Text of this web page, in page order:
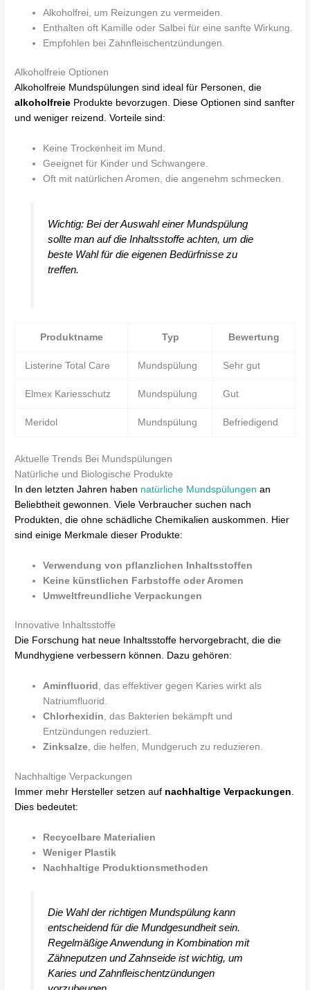
Alkoholfrei, um Reizungen zu vermeiden.
Enthalten oft Kamille oder Salbei für eine sanfte Wirkung.
Empfohlen bei Zahnfleischentzündungen.
Alkoholfreie Optionen
Alkoholfreie Mundspülungen sind ideal für Personen, die
alkoholfreie Produkte bevorzugen. Diese Optionen sind sanfter
und weniger reizend. Vorteile sind:
Keine Trockenheit im Mund.
Geeignet für Kinder und Schwangere.
Oft mit natürlichen Aromen, die angenehm schmecken.
Wichtig: Bei der Auswahl einer Mundspülung
sollte man auf die Inhaltsstoffe achten, um die
beste Wahl für die eigenen Bedürfnisse zu
treffen.
Produktname Typ Bewertung
Listerine Total Care Mundspülung Sehr gut
Elmex Kariesschutz Mundspülung Gut
Meridol Mundspülung Befriedigend
Aktuelle Trends Bei Mundspülungen
Natürliche und Biologische Produkte
In den letzten Jahren haben natürliche Mundspülungen an
Beliebtheit gewonnen. Viele Verbraucher suchen nach
Produkten, die ohne schädliche Chemikalien auskommen. Hier
sind einige Merkmale dieser Produkte:
Verwendung von pflanzlichen Inhaltsstoffen
Keine künstlichen Farbstoffe oder Aromen
Umweltfreundliche Verpackungen
Innovative Inhaltsstoffe
Die Forschung hat neue Inhaltsstoffe hervorgebracht, die die
Mundhygiene verbessern können. Dazu gehören:
Aminfluorid , das effektiver gegen Karies wirkt als
Natriumfluorid.
Chlorhexidin, das Bakterien bekämpft und
Entzündungen reduziert.
Zinksalze, die helfen, Mundgeruch zu reduzieren.
Nachhaltige Verpackungen
Immer mehr Hersteller setzen auf nachhaltige Verpackungen
Dies bedeutet:
Recycelbare Materialien
Weniger Plastik
Nachhaltige Produktionsmethoden
Die Wahl der richtigen Mundspülung kann
entscheidend für die Mundgesundheit sein.
Regelmäßige Anwendung in Kombination mit
Zähneputzen und Zahnseide ist wichtig, um
Karies und Zahnfleischentzündungen